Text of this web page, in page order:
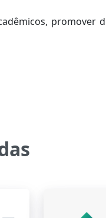
promover